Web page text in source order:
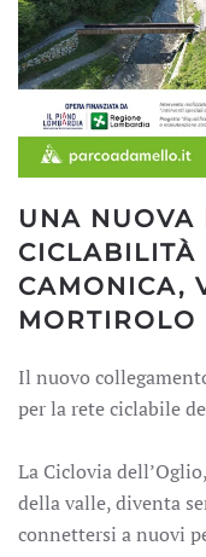
UNA NUOVA
CICLABILITÀ
CAMONICA,
MORTIROLO
Il nuovo
per la rete ciclabile
La Ciclovia
della valle, diventa
connettersi a nuovi